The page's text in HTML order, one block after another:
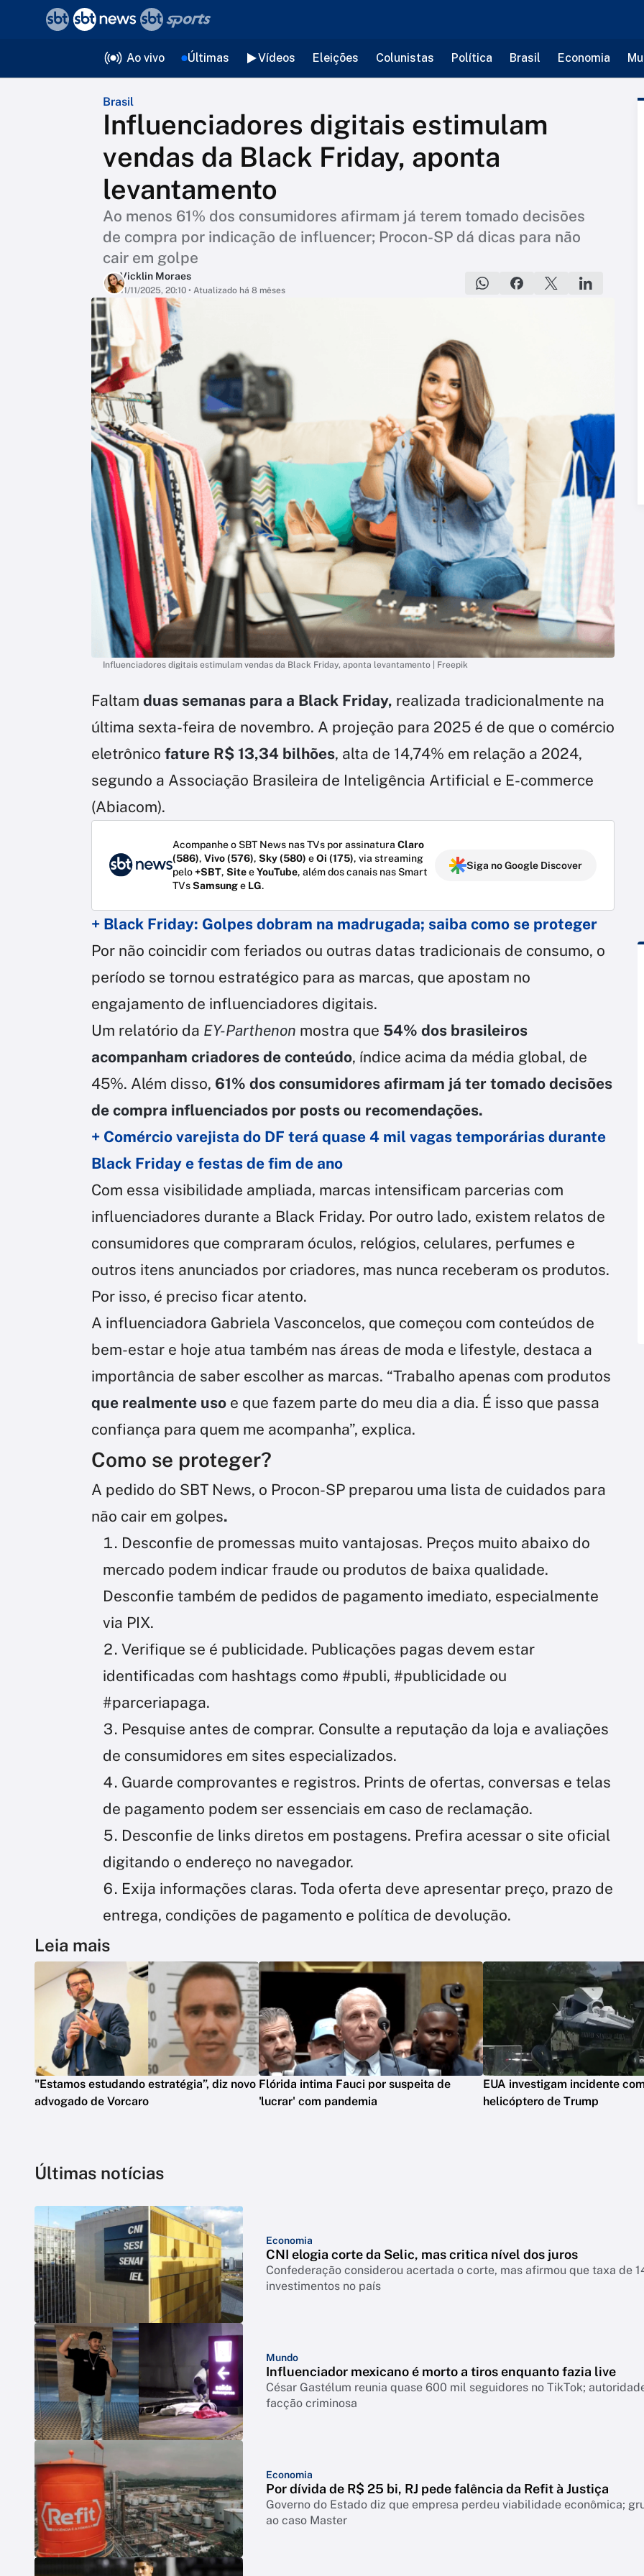
Ao vivo Últimas Vídeos Eleições Colunistas Política Brasil Economia
Brasil
Influenciadores digitais estimulam
vendas da Black Friday, aponta
levantamento
Ao menos 61% dos consumidores afirmam já terem tomado decisões
de compra por indicação de influencer; Procon-SP dá dicas para não
cair em golpe
Vicklin Moraes
11/11/2025, 20:10 • Atualizado há 8 mêses
Influenciadores digitais estimulam vendas da Black Friday, aponta levantamento | Freepik
Faltam duas semanas para a Black Friday, realizada tradicionalmente na
última sexta-feira de novembro. A projeção para 2025 é de que o comércio
eletrônico fature R$ 13,34 bilhões, alta de 14,74% em relação a 2024,
segundo a Associação Brasileira de Inteligência Artificial e E-commerce
(Abiacom).
Acompanhe o SBT News nas TVs por assinatura Claro
(586), Vivo (576), Sky (580) eOi (175), via streaming
pelo+SBT, SiteeYouTube, além dos canais nas Smart
TVsSamsunge LG.
Siga no Google Discover
+ Black Friday: Golpes dobram na madrugada; saiba como se proteger
Por não coincidir com feriados ou outras datas tradicionais de consumo, o
período se tornou estratégico para as marcas, que apostam no
engajamento de influenciadores digitais.
Um relatório da EY-Parthenon mostra que 54% dos brasileiros
acompanham criadores de conteúdo, índice acima da média global, de
45%. Além disso, 61% dos consumidores afirmam já ter tomado decisões
de compra influenciados por posts ou recomendações.
+ Comércio varejista do DF terá quase 4 mil vagas temporárias durante
Black Friday e festas de fim de ano
Com essa visibilidade ampliada, marcas intensificam parcerias com
influenciadores durante a Black Friday. Por outro lado, existem relatos de
consumidores que compraram óculos, relógios, celulares, perfumes e
outros itens anunciados por criadores, mas nunca receberam os produtos.
Por isso, é preciso ficar atento.
A influenciadora Gabriela Vasconcelos, que começou com conteúdos de
bem-estar e hoje atua também nas áreas de moda e lifestyle, destaca a
importância de saber escolher as marcas. “Trabalho apenas com produtos
que realmente uso e que fazem parte do meu dia a dia. É isso que passa
confiança para quem me acompanha”, explica.
Como se proteger?
A pedido do SBT News, o Procon-SP preparou uma lista de cuidados para
não cair em golpes.
Desconfie de promessas muito vantajosas. Preços muito abaixo do
mercado podem indicar fraude ou produtos de baixa qualidade.
Desconfie também de pedidos de pagamento imediato, especialmente
via PIX.
Verifique se é publicidade. Publicações pagas devem estar
identificadas com hashtags como #publi, #publicidade ou
#parceriapaga.
Pesquise antes de comprar. Consulte a reputação da loja e avaliações
de consumidores em sites especializados.
Guarde comprovantes e registros. Prints de ofertas, conversas e telas
de pagamento podem ser essenciais em caso de reclamação.
Desconfie de links diretos em postagens. Prefira acessar o site oficial
digitando o endereço no navegador.
Exija informações claras. Toda oferta deve apresentar preço, prazo de
entrega, condições de pagamento e política de devolução.
Leia mais
"Estamos estudando estratégia”, diz novo
advogado de Vorcaro
Flórida intima Fauci por suspeita de
'lucrar' com pandemia
EUA investigam incidente
helicóptero de Trump
Últimas notícias
Economia
CNI elogia corte da Selic, mas critica nível dos juros
Confederação considerou acertada o corte, mas afirmou que taxa de 14% continua pressionando empresas,
investimentos no país
Mundo
Influenciador mexicano é morto a tiros enquanto fazia live
César Gastélum reunia quase 600 mil seguidores no TikTok;
facção criminosa
Economia
Por dívida de R$ 25 bi, RJ pede falência da Refit à Justiça
Governo do Estado diz que empresa perdeu viabilidade econômica;
ao caso Master
voltar
Editorias